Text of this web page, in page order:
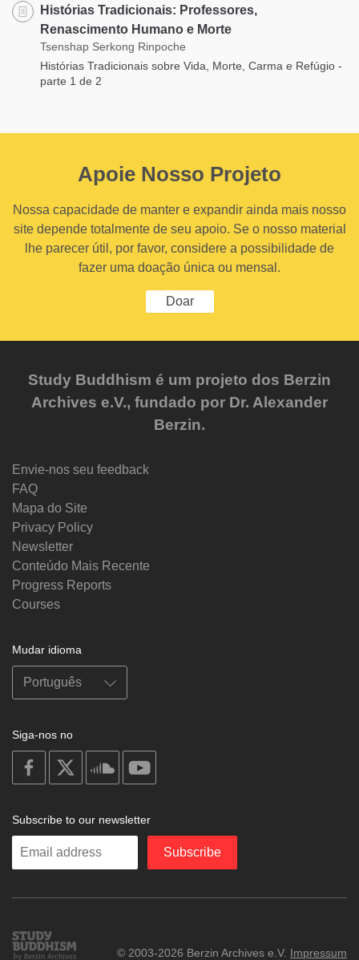
Histórias Tradicionais: Professores,
Renascimento Humano e Morte
Tsenshap Serkong Rinpoche
Histórias Tradicionais sobre Vida, Morte, Carma e Refúgio -
parte 1 de 2
Apoie Nosso Projeto
Nossa capacidade de manter e expandir ainda mais nosso
site depende totalmente de seu apoio. Se o nosso material
lhe parecer útil, por favor, considere a possibilidade de
fazer uma doação única ou mensal.
Doar
Study Buddhism é um projeto dos Berzin
Archives e.V., fundado por Dr. Alexander
Berzin.
Envie-nos seu feedback
FAQ
Mapa do Site
Privacy Policy
Newsletter
Conteúdo Mais Recente
Progress Reports
Courses
Mudar idioma
Siga-nos no
on
facebook
soundcloud
Subscribe to our newsletter
Enter
Subscribe
Study
Buddhism
© 2003-2026 Berzin Archives e.V. Impressum